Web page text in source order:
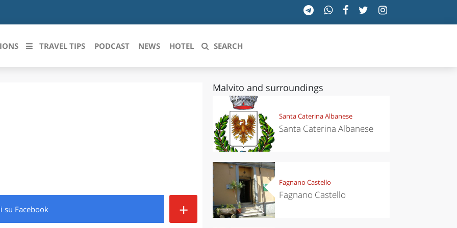
ROMAGNA PIEMONTE
TOSCANA
TRENTINO-ALTO ADIGE
UMBRIA
VALLE D'AOSTA
VENETO
TRAVEL TIPS PODCAST NEWS HOTEL SEARCH
su Facebook +
Malvito and surroundings
Santa Caterina Albanese
Santa Caterina Albanese
Fagnano Castello
Fagnano Castello